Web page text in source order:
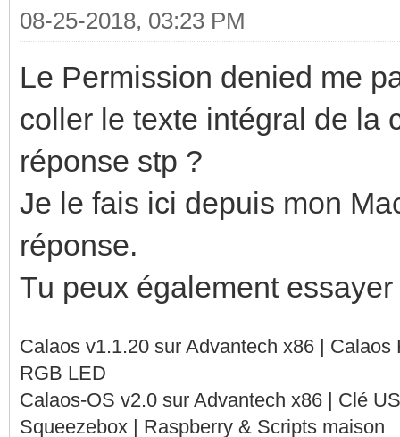
08-25-2018, 03:23 PM
Le Permission denied me
coller le texte intégral de la
réponse stp ?
Je le fais ici depuis mon
réponse.
Tu peux également
Calaos v1.1.20 sur Advantech x86 |
RGB LED
Calaos-OS v2.0 sur Advantech x86 | Clé
Squeezebox | Raspberry & Scripts maison